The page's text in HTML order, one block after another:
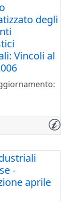
degli
Vincoli al
-
aprile